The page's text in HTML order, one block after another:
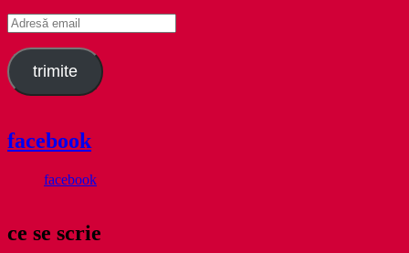
Adresă
email
trimite
facebook
facebook
ce se scrie